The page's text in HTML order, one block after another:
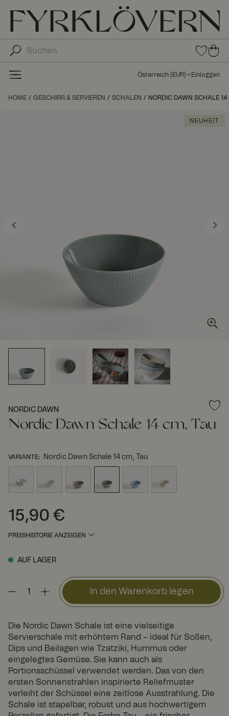
0
Arti
in
orit
0
Art
ike
de
Wa
Österreich ( EUR) Einloggen
HOME GESCHIRR & SERVIEREN SCHALEN NORDIC DAWN SCHALE 14
NEUHEIT
NORDIC DAWN
Nordic Dawn Schale 14 cm, Tau
VARIANTE: Nordic Dawn Schale 14 cm, Tau
Preis :15,90 €
15,90 €
PREISHISTORIE ANZEIGEN
AUF LAGER
In den Warenkorb legen
Die Nordic Dawn Schale ist eine vielseitige
Servierschale mit erhöhtem Rand – ideal für Soßen,
Dips und Beilagen wie Tzatziki, Hummus oder
eingelegtes Gemüse. Sie kann auch als
Portionsschüssel verwendet werden. Das von den
ersten Sonnenstrahlen inspirierte Reliefmuster
verleiht der Schüssel eine zeitlose Ausstrahlung. Die
Schale ist stapelbar, robust und aus hochwertigem